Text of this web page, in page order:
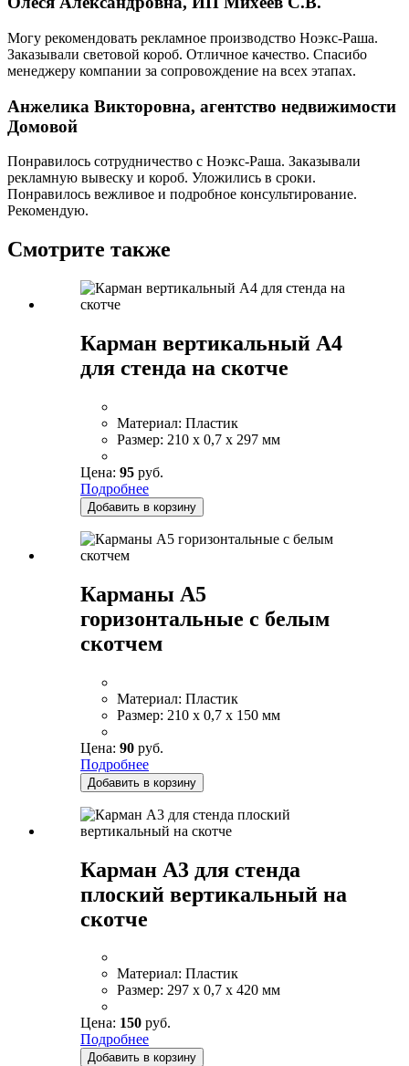
Могу рекомендовать рекламное производство Ноэкс-Раша.
Заказывали световой короб. Отличное качество. Спасибо
менеджеру компании за сопровождение на всех этапах.
Анжелика Викторовна, агентство недвижимости
Домовой
Понравилось сотрудничество с Ноэкс-Раша. Заказывали
рекламную вывеску и короб. Уложились в сроки.
Понравилось вежливое и подробное консультирование.
Рекомендую.
Смотрите также
Карман вертикальный А4
для стенда на скотче
Материал: Пластик
Размер: 210 x 0,7 x 297 мм
Цена: 95 руб.
Подробнее
Добавить в корзину
Карманы А5
горизонтальные с белым
скотчем
Материал: Пластик
Размер: 210 x 0,7 x 150 мм
Цена: 90 руб.
Подробнее
Добавить в корзину
Карман А3 для стенда
плоский вертикальный на
скотче
Материал: Пластик
Размер: 297 x 0,7 x 420 мм
Цена: 150 руб.
Подробнее
Добавить в корзину